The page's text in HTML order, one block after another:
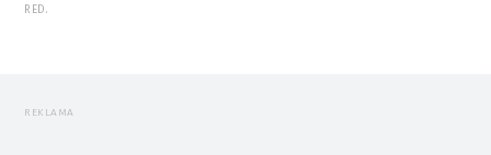
RED.
REKLAMA